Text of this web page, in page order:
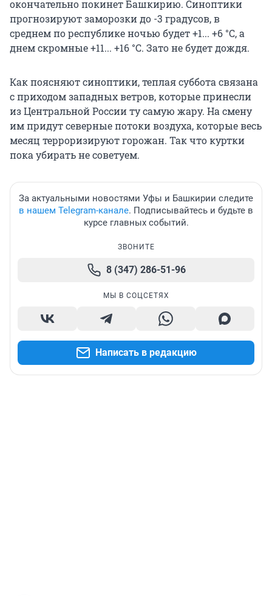
окончательно покинет Башкирию. Синоптики
прогнозируют заморозки до -3 градусов, в
среднем по республике ночью будет +1... +6 °C, а
днем скромные +11... +16 °С. Зато не будет дождя.
Как поясняют синоптики, теплая суббота связана
с приходом западных ветров, которые принесли
из Центральной России ту самую жару. На смену
им придут северные потоки воздуха, которые весь
месяц терроризируют горожан. Так что куртки
пока убирать не советуем.
За актуальными новостями Уфы и Башкирии следите
в нашем Telegram-канале. Подписывайтесь и будьте в
курсе главных событий.
ЗВОНИТЕ
8 (347) 286-51-96
МЫ В СОЦСЕТЯХ
Написать в редакцию